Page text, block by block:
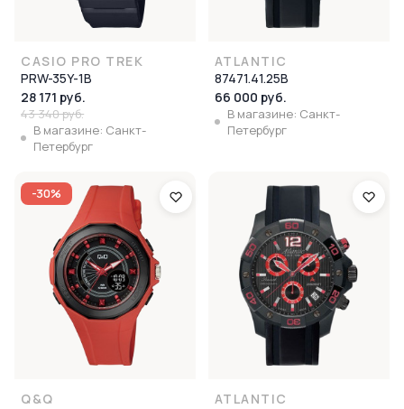
CASIO PRO TREK
PRW-35Y-1B
28 171 руб.
43 340 руб.
В магазине: Санкт-
Петербург
ATLANTIC
87471.41.25B
66 000 руб.
В магазине: Санкт-
Петербург
-30%
Q&Q
ATLANTIC